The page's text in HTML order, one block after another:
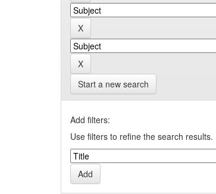
Start a new search
Add filters:
Use filters to refine the search results.